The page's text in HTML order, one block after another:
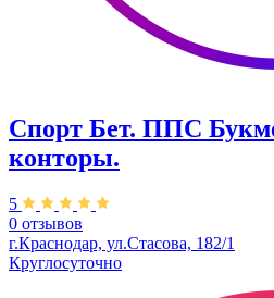
Спорт Бет. ППС
конторы.
5
0 отзывов
г.Краснодар, ул.Стасова, 182/1
Круглосуточно